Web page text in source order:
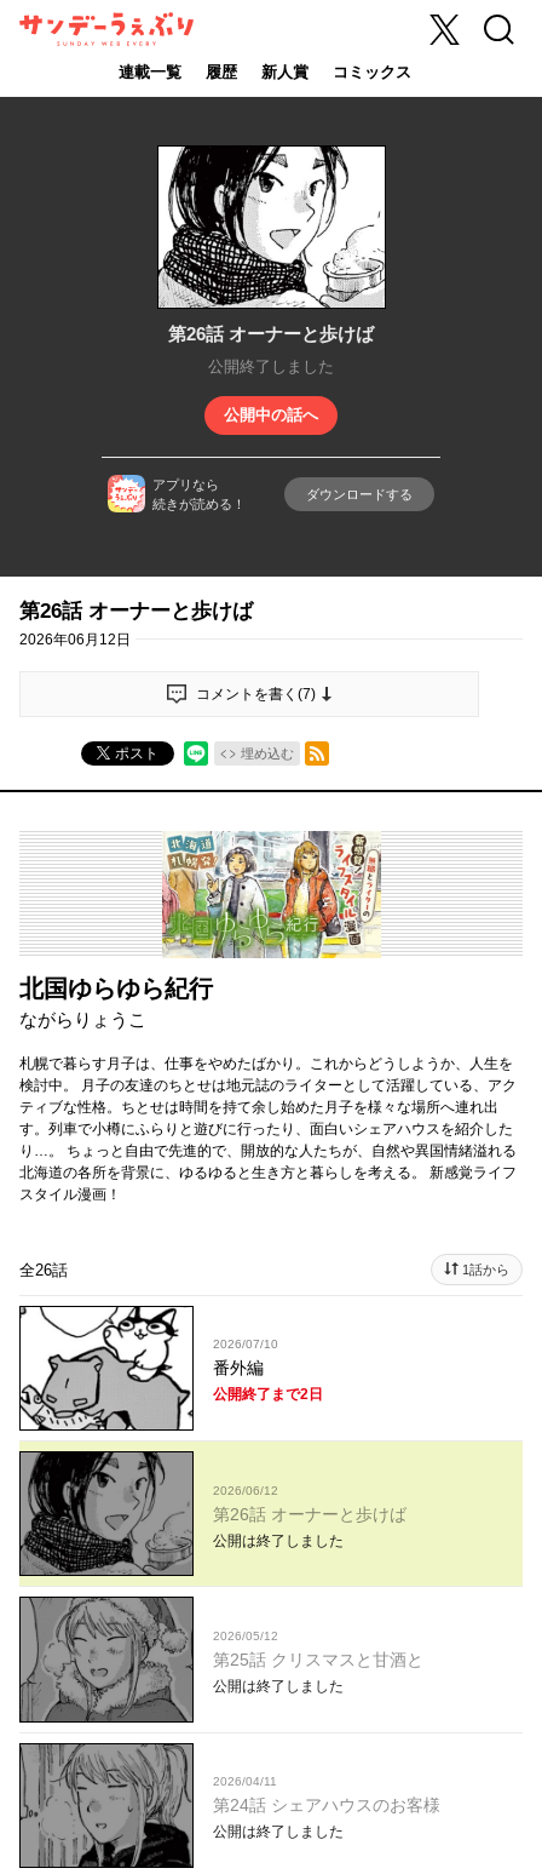
サンデーうぇ
連載一覧 履歴 新人賞 コミックス
X 検索
第26話 オーナーと歩けば
公開終了しました
公開中の話へ
アプリなら
続きが読める！
ダウンロードする
第26話 オーナーと歩けば
2026年06月12日
コメントを書く(7)
ポスト 埋め込む
RSSフィード
北国ゆらゆら紀行
ながらりょうこ
札幌で暮らす月子は、仕事をやめたばかり。これからどうしようか、人生を
検討中。 月子の友達のちとせは地元誌のライターとして活躍している、アク
ティブな性格。ちとせは時間を持て余し始めた月子を様々な場所へ連れ出
す。列車で小樽にふらりと遊びに行ったり、面白いシェアハウスを紹介した
り…。 ちょっと自由で先進的で、開放的な人たちが、自然や異国情緒溢れる
北海道の各所を背景に、ゆるゆると生き方と暮らしを考える。 新感覚ライフ
スタイル漫画！
全26話 1話から
2026/07/10
番外編
公開終了まで2日
2026/06/12
第26話 オーナーと歩けば
公開は終了しました
2026/05/12
第25話 クリスマスと甘酒と
公開は終了しました
2026/04/11
第24話 シェアハウスのお客様
公開は終了しました